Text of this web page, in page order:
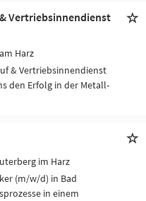
Vertriebsinnendienst
Harz
& Vertriebsinnendienst
den Erfolg in der Metall-
im Harz
(m/w/d) in Bad
in einem